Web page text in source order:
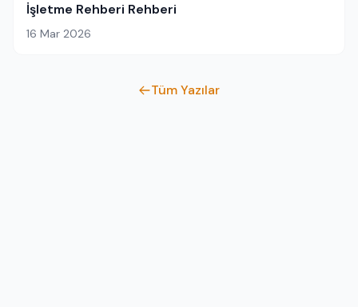
İşletme Rehberi Rehberi
16 Mar 2026
Tüm Yazılar